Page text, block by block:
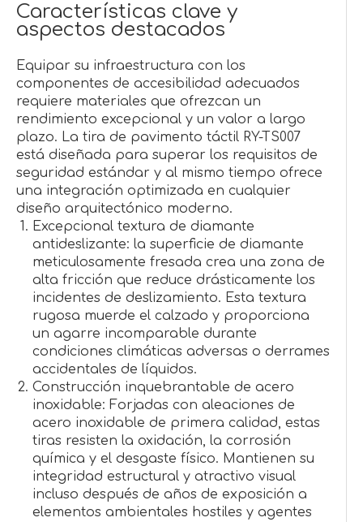
Características clave y
aspectos destacados
Equipar su infraestructura con los
componentes de accesibilidad adecuados
requiere materiales que ofrezcan un
rendimiento excepcional y un valor a largo
plazo. La tira de pavimento táctil RY-TS007
está diseñada para superar los requisitos de
seguridad estándar y al mismo tiempo ofrece
una integración optimizada en cualquier
diseño arquitectónico moderno.
Excepcional textura de diamante
antideslizante: la superficie de diamante
meticulosamente fresada crea una zona de
alta fricción que reduce drásticamente los
incidentes de deslizamiento. Esta textura
rugosa muerde el calzado y proporciona
un agarre incomparable durante
condiciones climáticas adversas o derrames
accidentales de líquidos.
Construcción inquebrantable de acero
inoxidable: Forjadas con aleaciones de
acero inoxidable de primera calidad, estas
tiras resisten la oxidación, la corrosión
química y el desgaste físico. Mantienen su
integridad estructural y atractivo visual
incluso después de años de exposición a
elementos ambientales hostiles y agentes